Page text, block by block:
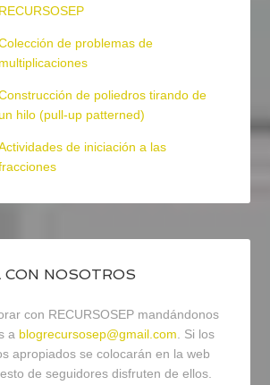
RECURSOSEP
de problemas de
multiplicaciones
de poliedros tirando de
hilo (pull-up patterned)
de iniciación a las
CON NOSOTROS
con RECURSOSEP mandándonos
a blogrecursosep@gmail.com. Si los
apropiados se colocarán en la web
de seguidores disfruten de ellos.